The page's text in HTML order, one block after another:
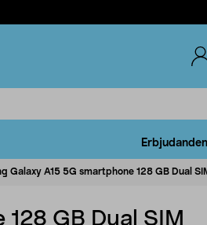
Erbjudanden
Galaxy A15 5G smartphone 128 GB Dual
GB Dual SIM